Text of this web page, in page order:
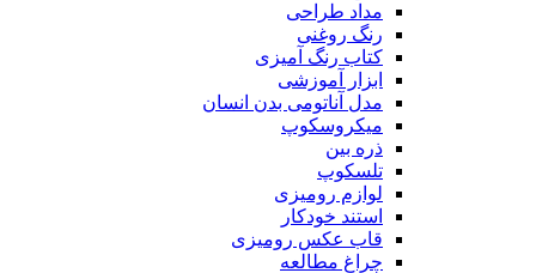
مداد طراحی
رنگ روغنی
کتاب رنگ آمیزی
ابزار آموزشی
مدل آناتومی بدن انسان
میکروسکوپ
ذره بین
تلسکوپ
لوازم رومیزی
استند خودکار
قاب عکس رومیزی
چراغ مطالعه